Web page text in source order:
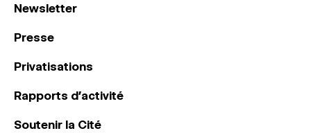
Newsletter
Presse
Privatisations
Rapports d’activité
Soutenir la Cité